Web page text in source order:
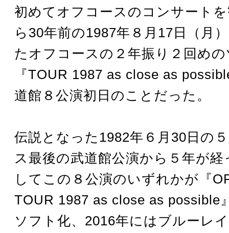
初めてオフコースのコンサート
ら30年前の1987年８月17日（月
たオフコースの２年振り２回め
『TOUR 1987 as close as
道館８公演初日のことだった。
伝説となった1982年６月30日の
ス最後の武道館公演から５年が
してこの８公演のいずれかが『
TOUR 1987 as close as possible
ソフト化、2016年にはブルーレ